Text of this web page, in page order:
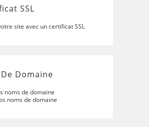
SSL
site avec un certificat SSL
Domaine
noms de domaine
noms de domaine